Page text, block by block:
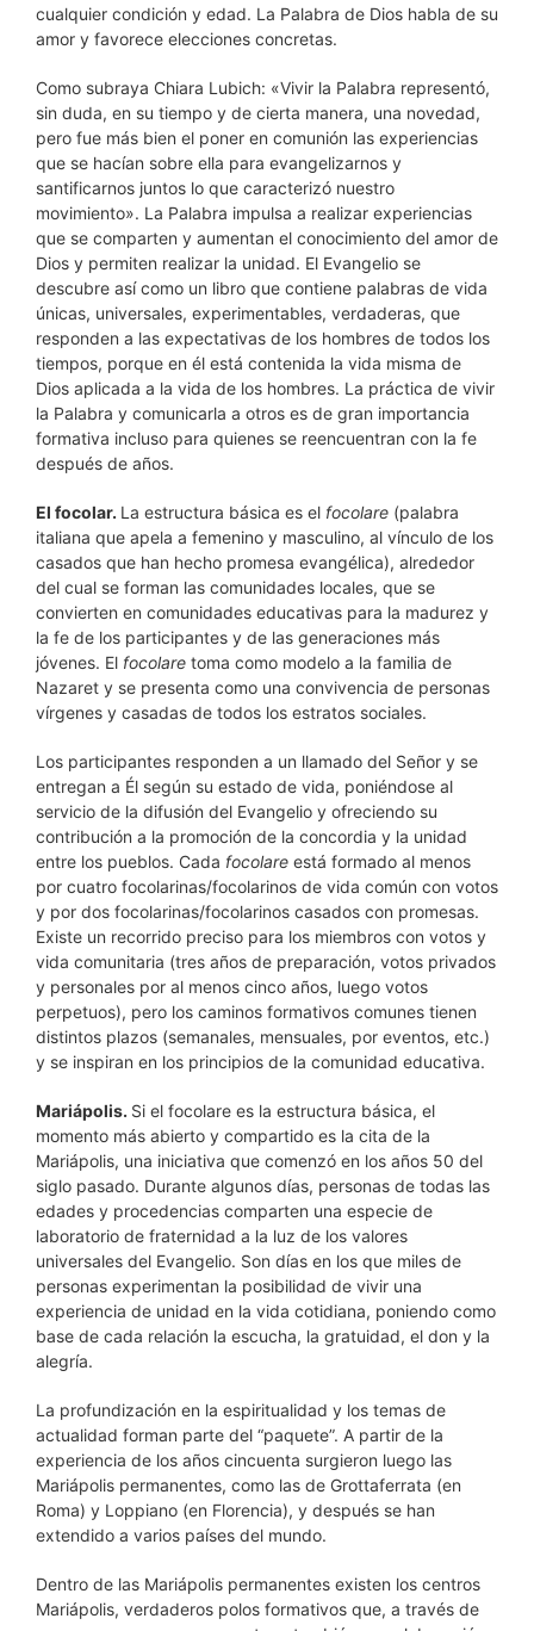
cualquier condición y edad. La Palabra de Dios habla de su
amor y favorece elecciones concretas.
Como subraya Chiara Lubich: «Vivir la Palabra representó,
sin duda, en su tiempo y de cierta manera, una novedad,
pero fue más bien el poner en comunión las experiencias
que se hacían sobre ella para evangelizarnos y
santificarnos juntos lo que caracterizó nuestro
movimiento». La Palabra impulsa a realizar experiencias
que se comparten y aumentan el conocimiento del amor de
Dios y permiten realizar la unidad. El Evangelio se
descubre así como un libro que contiene palabras de vida
únicas, universales, experimentables, verdaderas, que
responden a las expectativas de los hombres de todos los
tiempos, porque en él está contenida la vida misma de
Dios aplicada a la vida de los hombres. La práctica de vivir
la Palabra y comunicarla a otros es de gran importancia
formativa incluso para quienes se reencuentran con la fe
después de años.
El focolar. La estructura básica es el focolare (palabra
italiana que apela a femenino y masculino, al vínculo de los
casados que han hecho promesa evangélica), alrededor
del cual se forman las comunidades locales, que se
convierten en comunidades educativas para la madurez y
la fe de los participantes y de las generaciones más
jóvenes. El focolare toma como modelo a la familia de
Nazaret y se presenta como una convivencia de personas
vírgenes y casadas de todos los estratos sociales.
Los participantes responden a un llamado del Señor y se
entregan a Él según su estado de vida, poniéndose al
servicio de la difusión del Evangelio y ofreciendo su
contribución a la promoción de la concordia y la unidad
entre los pueblos. Cada focolare está formado al menos
por cuatro focolarinas/focolarinos de vida común con votos
y por dos focolarinas/focolarinos casados con promesas.
Existe un recorrido preciso para los miembros con votos y
vida comunitaria (tres años de preparación, votos privados
y personales por al menos cinco años, luego votos
perpetuos), pero los caminos formativos comunes tienen
distintos plazos (semanales, mensuales, por eventos, etc.)
y se inspiran en los principios de la comunidad educativa.
Mariápolis. Si el focolare es la estructura básica, el
momento más abierto y compartido es la cita de la
Mariápolis, una iniciativa que comenzó en los años 50 del
siglo pasado. Durante algunos días, personas de todas las
edades y procedencias comparten una especie de
laboratorio de fraternidad a la luz de los valores
universales del Evangelio. Son días en los que miles de
personas experimentan la posibilidad de vivir una
experiencia de unidad en la vida cotidiana, poniendo como
base de cada relación la escucha, la gratuidad, el don y la
alegría.
La profundización en la espiritualidad y los temas de
actualidad forman parte del “paquete”. A partir de la
experiencia de los años cincuenta surgieron luego las
Mariápolis permanentes, como las de Grottaferrata (en
Roma) y Loppiano (en Florencia), y después se han
extendido a varios países del mundo.
Dentro de las Mariápolis permanentes existen los centros
Mariápolis, verdaderos polos formativos que, a través de